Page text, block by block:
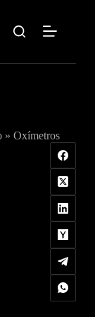
» Oxímetros